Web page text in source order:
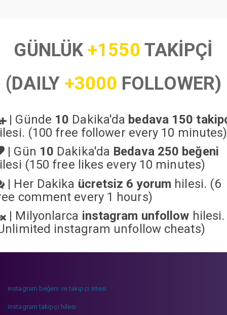
GÜNLÜK+1550 TAKİPÇİ
(DAILY +3000 FOLLOWER)
| Günde 10 Dakika'da bedava 150
(100 free follower every 10 minutes)
| Gün 10 Dakika'da Bedava 250 beğeni
(150 free likes every 10 minutes)
| Her Dakika ücretsiz 6 yorum hilesi. (6
comment every 1 hours)
| Milyonlarca instagram unfollow hilesi.
instagram unfollow cheats)
instagram beğeni ve takipçi sitesi
instagram takipçi hilesi